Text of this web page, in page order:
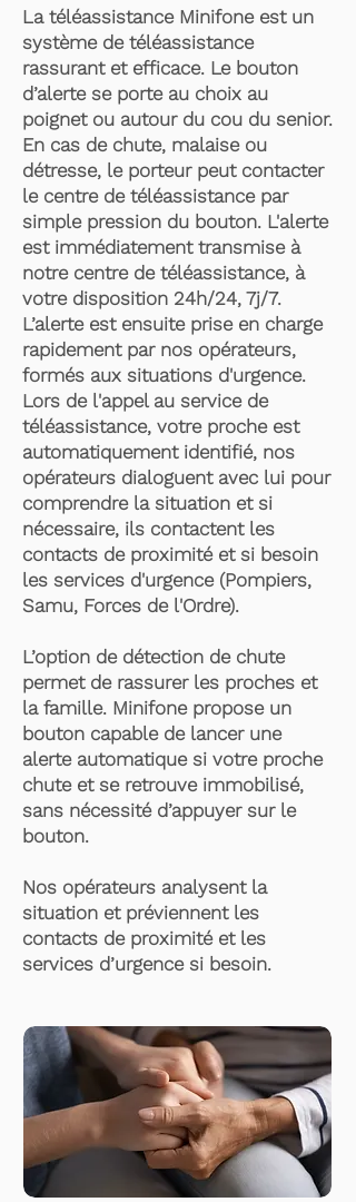
La téléassistance Minifone est un
système de téléassistance
rassurant et efficace. Le bouton
d’alerte se porte au choix au
poignet ou autour du cou du senior.
En cas de chute, malaise ou
détresse, le porteur peut contacter
le centre de téléassistance par
simple pression du bouton. L'alerte
est immédiatement transmise à
notre centre de téléassistance, à
votre disposition 24h/24, 7j/7.
L’alerte est ensuite prise en charge
rapidement par nos opérateurs,
formés aux situations d'urgence.
Lors de l'appel au service de
téléassistance, votre proche est
automatiquement identifié, nos
opérateurs dialoguent avec lui pour
comprendre la situation et si
nécessaire, ils contactent les
contacts de proximité et si besoin
les services d'urgence (Pompiers,
Samu, Forces de l'Ordre).
L’option de détection de chute
permet de rassurer les proches et
la famille. Minifone propose un
bouton capable de lancer une
alerte automatique si votre proche
chute et se retrouve immobilisé,
sans nécessité d’appuyer sur le
bouton.
Nos opérateurs analysent la
situation et préviennent les
contacts de proximité et les
services d’urgence si besoin.